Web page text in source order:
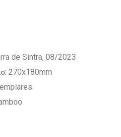
de Sintra, 08/2023
: 270x180mm